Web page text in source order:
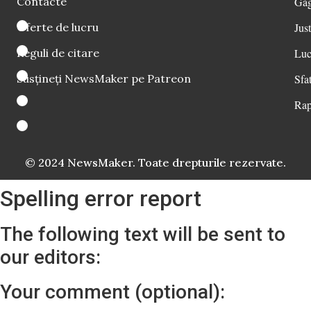
Oferte de lucru
Reguli de citare
Susțineți NewsMaker pe Patreon
© 2024 NewsMaker. Toate drepturile rezervate.
Spelling error report
The following text will be sent to
our editors:
Your comment (optional):